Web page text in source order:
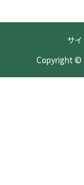
サ
Copyright ©